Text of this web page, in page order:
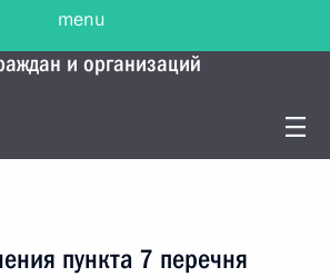
по работе с
и организаций
пункта 7 перечня